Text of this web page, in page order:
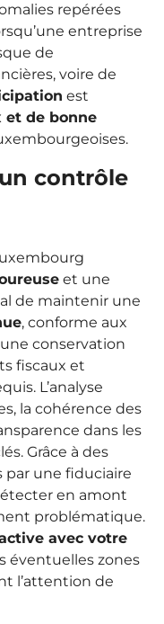
repérées
entreprise
de
voire de
est
et de bonne
contrôle
et une
de maintenir une
, conforme aux
conservation
fiscaux et
L’analyse
la cohérence des
dans les
Grâce à des
par une fiduciaire
en amont
problématique.
avec votre
éventuelles zones
l’attention de